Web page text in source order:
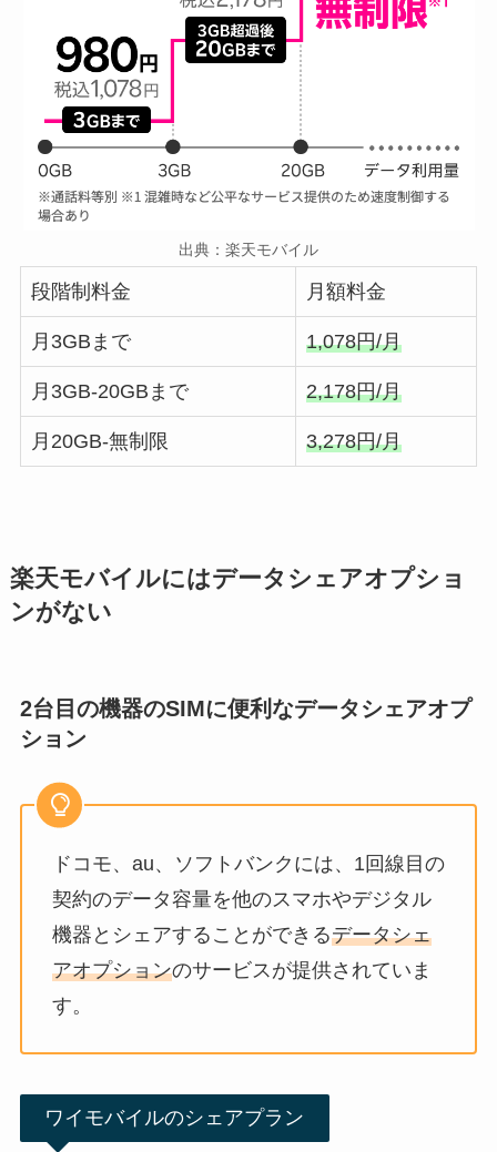
出典：楽天モバイル
段階制料金 月額料金
月3GBまで 1,078円/月
月3GB-20GBまで 2,178円/月
月20GB-無制限 3,278円/月
楽天モバイルにはデータシェアオプショ
ンがない
2台目の機器のSIMに便利なデータシェアオプ
ション
ドコモ、au、ソフトバンクには、1回線目の
契約のデータ容量を他のスマホやデジタル
機器とシェアすることができるデータシェ
アオプションのサービスが提供されていま
す。
ワイモバイルのシェアプラン